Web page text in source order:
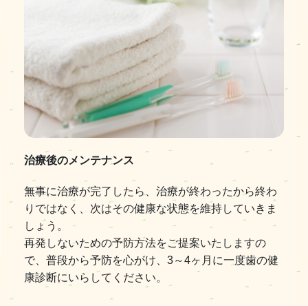
治療後のメンテナンス
無事に治療が完了したら、治療が終わったから終わ
りではなく、次はその健康な状態を維持していきま
しょう。
再発しないための予防方法をご提案いたしますの
で、普段から予防を心がけ、3～4ヶ月に一度歯の健
康診断にいらしてください。